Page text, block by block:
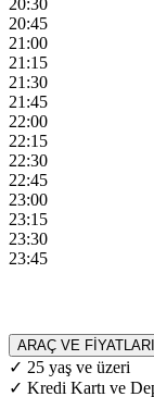
20:30
20:45
21:00
21:15
21:30
21:45
22:00
22:15
22:30
22:45
23:00
23:15
23:30
23:45
ARAÇ VE
✓ 25 yaş ve üzeri
✓ Kredi Kartı ve